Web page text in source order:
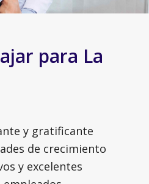
para La
y gratificante
de crecimiento
y excelentes